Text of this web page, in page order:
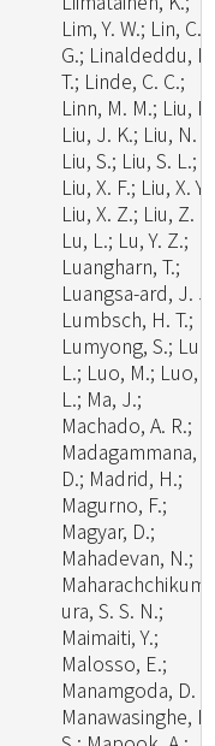
Lim, Y. W.; Lin, C.
G.; Linaldeddu, B.
T.; Linde, C. C.;
Linn, M. M.; Liu,
Liu, J. K.; Liu, N.
Liu, S.; Liu, S. L.;
Liu, X. F.; Liu, X. Y.;
Liu, X. Z.; Liu, Z.
Lu, L.; Lu, Y. Z.;
Luangharn, T.;
Luangsa-ard, J.
Lumbsch, H. T.;
Lumyong, S.;
L.; Luo, M.; Luo,
L.; Ma, J.;
Machado, A. R.;
Madagammana,
D.; Madrid, H.;
Magurno, F.;
Magyar, D.;
Mahadevan, N.;
ura, S. S. N.;
Maimaiti, Y.;
Malosso, E.;
Manamgoda, D.
Manawasinghe, I.